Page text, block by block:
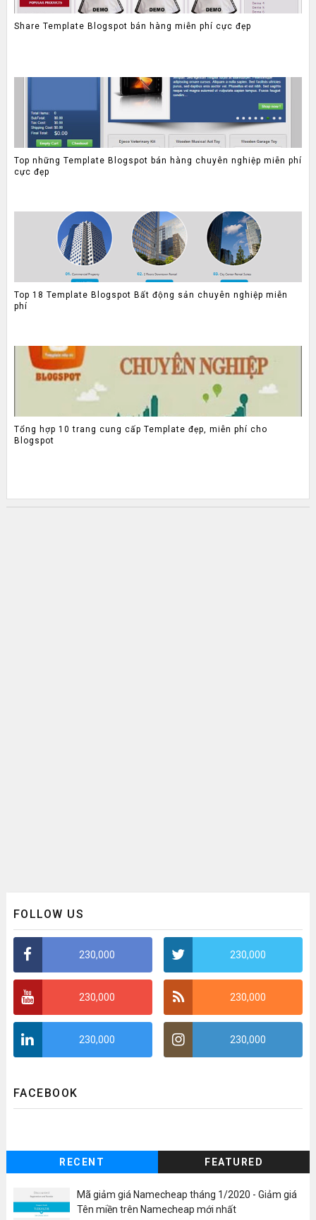
Share Template Blogspot bán hàng miễn phí cực đẹp
Top những Template Blogspot bán hàng chuyên nghiệp miễn phí
cực đẹp
Top 18 Template Blogspot Bất động sản chuyên nghiệp miễn
phí
Tổng hợp 10 trang cung cấp Template đẹp, miễn phí cho
Blogspot
FOLLOW US
230,000 230,000
230,000 230,000
230,000 230,000
FACEBOOK
RECENT FEATURED
Mã giảm giá Namecheap tháng 1/2020 - Giảm giá
Tên miền trên Namecheap mới nhất